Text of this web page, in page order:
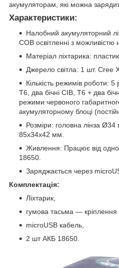
акумуляторам, які можна
Характеристики:
Налобний акумуляторний
СОВ освітленні з можливістю
Матеріал ліхтарика:
Джерело світла: 1 шт. Cree
Кількість режимів роботи:
Т6, два бічні СІВ, Т6 + два
режими червоного
акумуляторному блоці
Розміри: головна лінза
85х34х42 мм.
Живлення: Працює від
18650.
Заряджається через
Комплектація:
Ліхтарик,
гумова тасьма — кріплення
microUSB кабель,
2 шт АКБ 18650.